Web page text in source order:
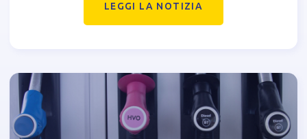
LEGGI LA NOTIZIA